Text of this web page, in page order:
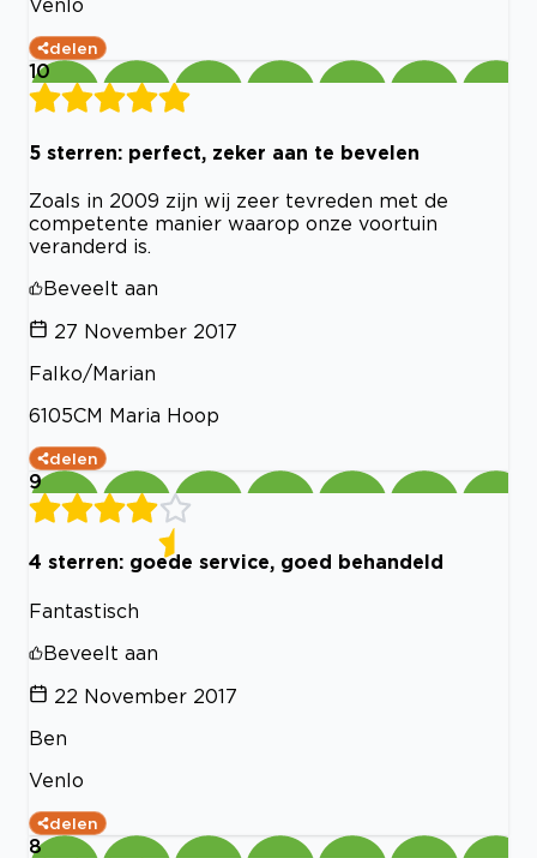
Venlo
delen
10
5 sterren: perfect, zeker aan te bevelen
Zoals in 2009 zijn wij zeer tevreden met de
competente manier waarop onze voortuin
veranderd is.
Beveelt aan
27 November 2017
Falko/Marian
6105CM Maria Hoop
delen
9
4 sterren: goede service, goed behandeld
Fantastisch
Beveelt aan
22 November 2017
Ben
Venlo
delen
8